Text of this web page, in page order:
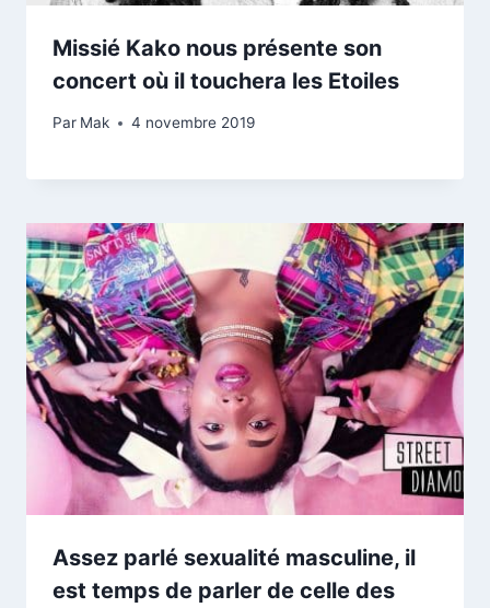
Missié Kako nous présente son
concert où il touchera les Etoiles
Par Mak 4 novembre 2019
Assez parlé sexualité masculine, il
est temps de parler de celle des